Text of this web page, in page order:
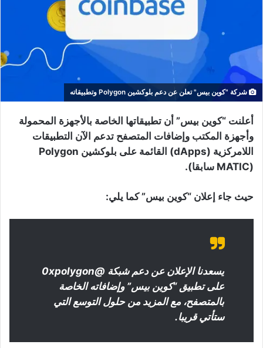
شركة "كوين بيس" تعلن عن دعم بلوكشين Polygon وتطبيقاته
أعلنت “كوين بيس” أن تطبيقاتها الخاصة بالأجهزة المحمولة
وأجهزة المكتب وإضافات المتصفح تدعم الآن التطبيقات
اللامركزية (dApps) القائمة على بلوكشين Polygon
(MATIC سابقا).
حيث جاء إعلان “كوين بيس” كما يلي:
يسعدنا الإعلان عن دعم شبكة @0xpolygon
على تطبيق “كوين بيس” وإضافاته الخاصة
بالمتصفح، مع المزيد من حلول التوسع التي
ستأتي قريبا.